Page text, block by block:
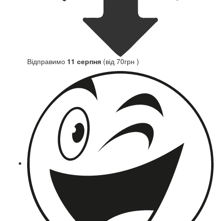
Відправимо 11 серпня (від 70грн )